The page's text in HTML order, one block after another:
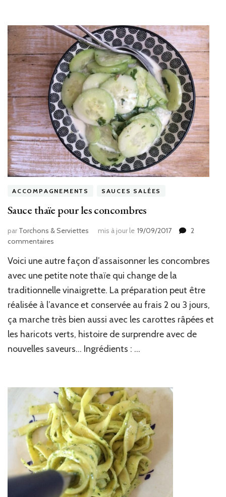
ACCOMPAGNEMENTS SAUCES SALÉES
Sauce thaïe pour les concombres
par Torchons & Serviettes mis à jour le 19/09/2017
2
commentaires
thaïe
pour
concombres
Voici une autre façon d’assaisonner les concombres
avec une petite note thaïe qui change de la
traditionnelle vinaigrette. La préparation peut être
réalisée à l’avance et conservée au frais 2 ou 3 jours,
ça marche très bien aussi avec les carottes râpées et
les haricots verts, histoire de surprendre avec de
nouvelles saveurs… Ingrédients : …